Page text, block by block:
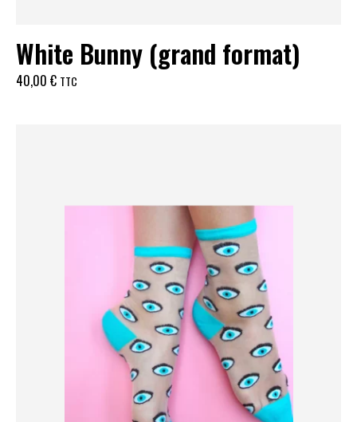
White Bunny (grand format)
40,00 € TTC